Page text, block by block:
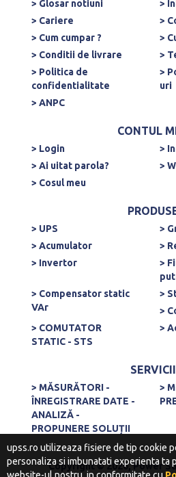
> Glosar notiuni
>
> Cariere
>
> Cum cumpar ?
>
> Conditii de livrare
>
> Politica de
confidentialitate
>
uri
> ANPC
CONTUL
> Login
>
> Ai uitat parola?
>
> Cosul meu
> UPS
>
> Acumulator
>
> Invertor
>
> Compensator static
VAr
>
>
> COMUTATOR
STATIC - STS
>
SERVICII
> MĂSURĂTORI -
ÎNREGISTRARE DATE -
ANALIZĂ -
PROPUNERE SOLUȚII
>
Copyright © 2020, Power
upss.ro utilizeaza fisiere de tip cookie
personaliza si imbunatati experienta ta
website-ul nostru, in conformitate cu